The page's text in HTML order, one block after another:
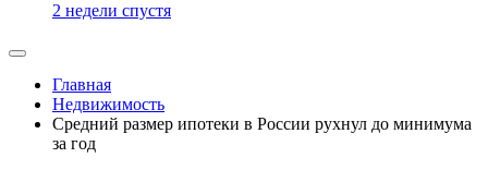
2 недели спустя
Главная
Недвижимость
Средний размер ипотеки в России рухнул до минимума
за год